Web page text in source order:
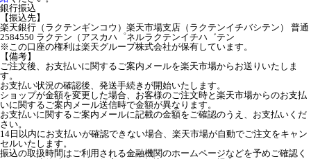
銀行振込
【振込先】
楽天銀行（ラクテンギンコウ）楽天市場支店（ラクテンイチバシテン） 普通
2584550 ラクテン（アスカハ゜ネルラクテンイチハ゛テン
※この口座の権利は楽天グループ株式会社が保有しています。
【備考】
ご注文後、お支払いに関するご案内メールを楽天市場からお送りいたしま
す。
お支払い状況の確認後、発送手続きが開始いたします。
ショップが金額を変更した場合、お客様のご注文時と楽天市場からのお支払
いに関するご案内メール送信時で金額が異なります。
お支払いに関するご案内メールに記載の金額をご確認のうえ、お支払いくだ
さい。
14日以内にお支払いが確認できない場合、楽天市場が自動でご注文をキャン
セルいたします。
振込の取扱時間はご利用される金融機関のホームページなどを予めご確認く